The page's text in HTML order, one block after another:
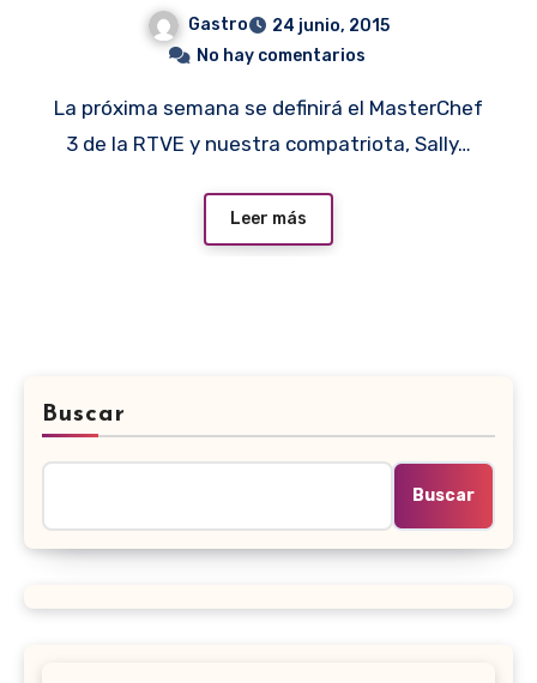
Gastro
24 junio, 2015
No hay comentarios
La próxima semana se definirá el MasterChef
3 de la RTVE y nuestra compatriota, Sally…
Leer más
Buscar
Buscar